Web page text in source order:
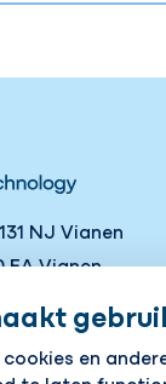
en
NJ Vianen
EA Vianen